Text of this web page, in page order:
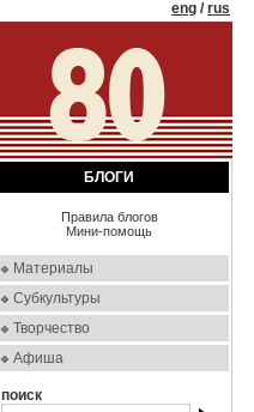
eng /rus
БЛОГИ
Правила блогов
Мини-помощь
Материалы
Субкультуры
Творчество
Афиша
поиск